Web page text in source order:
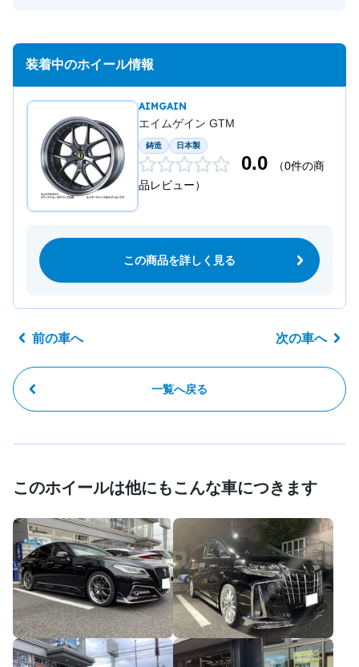
装着中のホイール情報
AIMGAIN
エイムゲイン GTM
鋳造 日本製
0.0
（0件の商
品レビュー）
この商品を詳しく見る
前の車へ
一覧へ戻る
次の車へ
このホイールは他にもこんな車につきます